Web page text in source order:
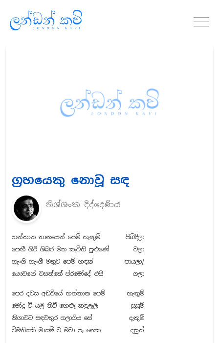
ග්‍රහයෙකු නොවූ සඳ
නිශ්ශංක දිද්දෙණිය
හන්තාන තානයෙන් පෙම් හැඟුම්
පිබිදිලා
පෙඟී ගිරි ශිඛර මත කැටිති පුළුණේ
වලා
හැංගි හැංගී මතුව පෙම් හඳක්
පායලා/
යෞවනේ වසන්තේ ප්රමෝදේ එයි
ගලා
පෙර දවස අඩවියේ හන්තාන පෙම්
හැඟුම්
මෝදු වී යළි නිවී හෙළුෑ කඳුළැලි
සුසුම්
නිගාවට සඳවතුර ගලාගිය සේ
දැකුම්
විමතියකි මායම් ව මවා පෑ ⁣නෙක
දසුන්